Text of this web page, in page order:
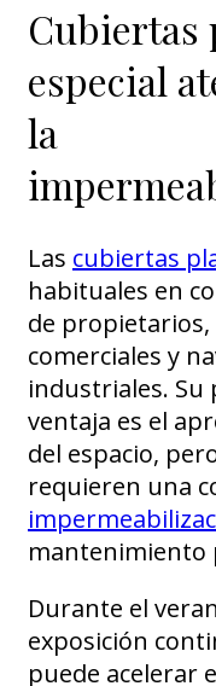
Cubiertas
especial
la
Las cubiertas
habituales en
de propietarios,
comerciales y
industriales. Su
ventaja es el
del espacio,
requieren una
mantenimiento
Durante el
exposición
puede acelerar